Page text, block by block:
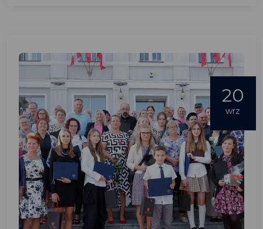
20
wrz